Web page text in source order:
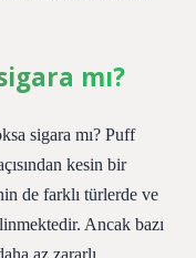
mı?
sigara mı? Puff
kesin bir
de farklı türlerde ve
Ancak bazı
az zararlı